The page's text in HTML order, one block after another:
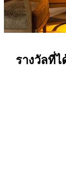
มาเก๊าด้วยความ
ทักษะการใช้มีด แ
รางวัลที่ไ